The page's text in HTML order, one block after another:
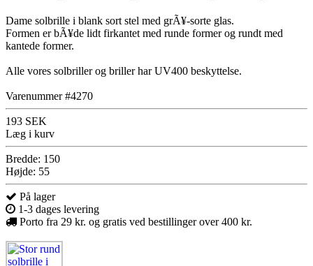
Dame solbrille i blank sort stel med grÃ¥-sorte glas.
Formen er bÃ¥de lidt firkantet med runde former og rundt med
kantede former.
Alle vores solbriller og briller har UV400 beskyttelse.
Varenummer #4270
193 SEK
Læg i kurv
Bredde: 150
Højde: 55
På lager
1-3 dages levering
Porto fra 29 kr. og gratis ved bestillinger over 400 kr.